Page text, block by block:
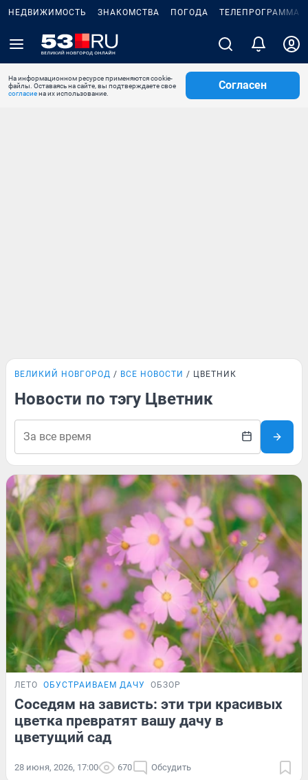
НЕДВИЖИМОСТЬ ЗНАКОМСТВА ПОГОДА ТЕЛЕПРОГРАММА
На информационном ресурсе применяются cookie-
файлы. Оставаясь на сайте, вы подтверждаете свое
согласиена их использование.
Согласен
ВЕЛИКИЙ НОВГОРОД ВСЕ НОВОСТИ ЦВЕТНИК
Новости по тэгу Цветник
ЛЕТО ОБУСТРАИВАЕМ ДАЧУ ОБЗОР
Соседям на зависть: эти три красивых
цветка превратят вашу дачу в
цветущий сад
28 июня, 2026, 17:00 670 Обсудить